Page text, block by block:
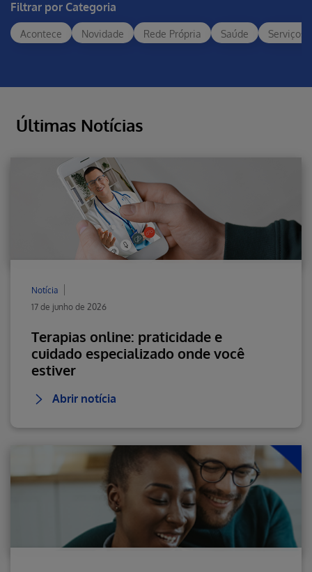
Filtrar por Categoria
Acontece Novidade Rede Própria Saúde Serviços
Últimas Notícias
Notícia
17 de junho de 2026
Terapias online: praticidade e
cuidado especializado onde você
estiver
Abrir notícia